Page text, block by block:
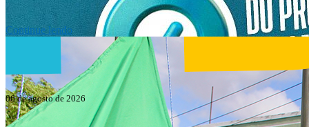
Continue lendo
06 de agosto de 2026